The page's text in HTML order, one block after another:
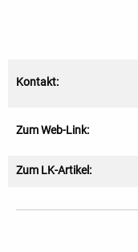
Kontakt:
Zum Web-Link:
Zum LK-Artikel: